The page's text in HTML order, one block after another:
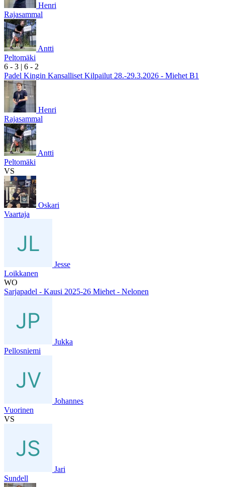
Henri
Rajasammal
Antti
Peltomäki
6 - 3 | 6 - 2
Padel Kingin Kansalliset Kilpailut 28.-29.3.2026 - Miehet B1
Henri
Rajasammal
Antti
Peltomäki
VS
Oskari
Vaartaja
Jesse
Loikkanen
WO
Sarjapadel - Kausi 2025-26 Miehet - Nelonen
Jukka
Pellosniemi
Johannes
Vuorinen
VS
Jari
Sundell